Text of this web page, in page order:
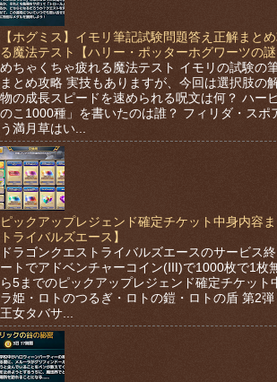
【ホグミス】イモリ筆記試験問題答え正解まと
る魔法テスト【ハリー・ポッターホグワーツの謎
めちゃくちゃ疲れる魔法テスト イモリの試験の
まとめ攻略 実技もありますが、今回は選択肢の
物の成長スピードを速められる呪文は何？ ハー
のこ1000種」を書いたのは誰？ フィリダ・スポ
う満月草はい...
ピックアップレジェンド確定チケット中身内容
トライバルズエース】
ドラゴンクエストライバルズエースのサービス
ートでアドベンチャーコイン(Ⅲ)で1000枚で1枚
ら5までのピックアップレジェンド確定チケット
ラ姫・ロトのつるぎ・ロトの鎧・ロトの盾 第2弾
王女タバサ...